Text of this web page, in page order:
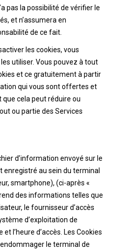
pas la possibilité de vérifier le
et n’assumera en
de ce fait.
les cookies, vous
utiliser. Vous pouvez à tout
et ce gratuitement à partir
qui vous sont offertes et
cela peut réduire ou
ou partie des Services
d’information envoyé sur le
enregistré au sein du terminal
smartphone), (ci-après «
des informations telles que
le fournisseur d’accès
d’exploitation de
et l’heure d’accès. Les Cookies
le terminal de